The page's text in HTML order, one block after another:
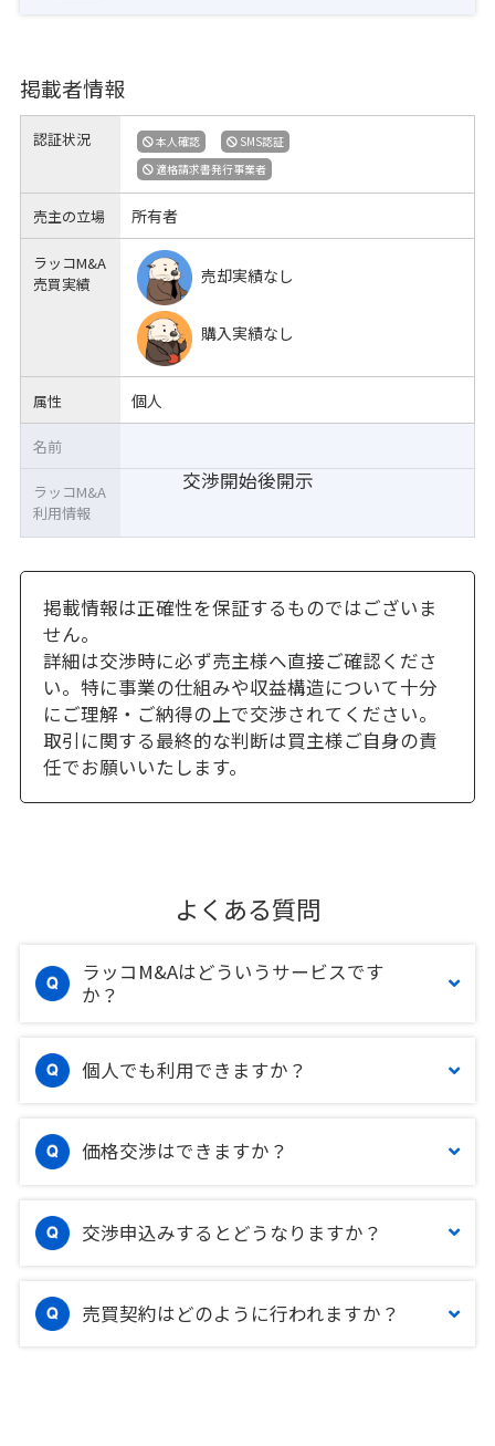
掲載者情報
認証状況 本人確認
SMS認証
適格請求書発行事業者
売主の立場 所有者
ラッコM&A
売買実績
売却実績なし
購入実績なし
属性 個人
交渉開始後開示
名前
ラッコM&A
利用情報
掲載情報は正確性を保証するものではございま
せん。
詳細は交渉時に必ず売主様へ直接ご確認くださ
い。特に事業の仕組みや収益構造について十分
にご理解・ご納得の上で交渉されてください。
取引に関する最終的な判断は買主様ご自身の責
任でお願いいたします。
よくある質問
ラッコM&Aはどういうサービスです
か？
個人でも利用できますか？
価格交渉はできますか？
交渉申込みするとどうなりますか？
売買契約はどのように行われますか？